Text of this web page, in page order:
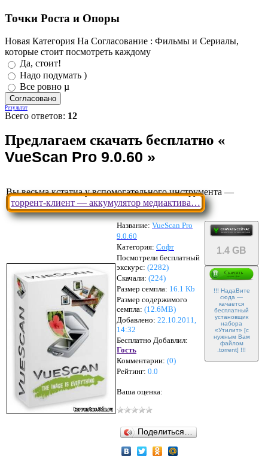
Точки Роста и Опоры
Новая Категория На Согласование : Фильмы и Сериалы,
которые стоит посмотреть каждому
Да, стоит!
Надо подумать )
Все ровно µ
Результат
Всего ответов: 12
Вы весьма кстатиа у вспомогательного инструмента —
торрент-клиент — аккумулятор медиактива…
Название: VueScan Pro
9.0.60
1.4 GB
!!! НадаВите
сюда —
качается
бесплатный
установщик
набора
«Утилит» [с
нужным Вам
файлом
.torrent] !!!
Категория: Софт
Посмотрели бесплатный
экскурс: (2282)
Скачали: (224)
Размер семпла: 16.1 Kb
Размер содержимого
семпла: (12.6MB)
Добавлено: 22.10.2011,
14:32
Бесплатно Добавлил:
Гость
Комментарии: (0)
Рейтинг: 0.0
Ваша оценка:
Поделиться…